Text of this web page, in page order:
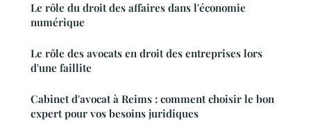
Le rôle du droit des affaires dans l'économie
numérique
Le rôle des avocats en droit des entreprises lors
d'une faillite
Cabinet d'avocat à Reims : comment choisir le bon
expert pour vos besoins juridiques